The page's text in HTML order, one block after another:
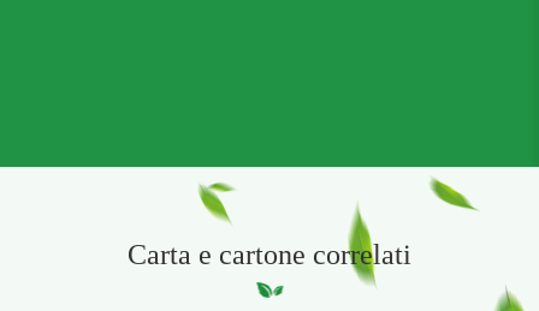
Carta e cartone correlati